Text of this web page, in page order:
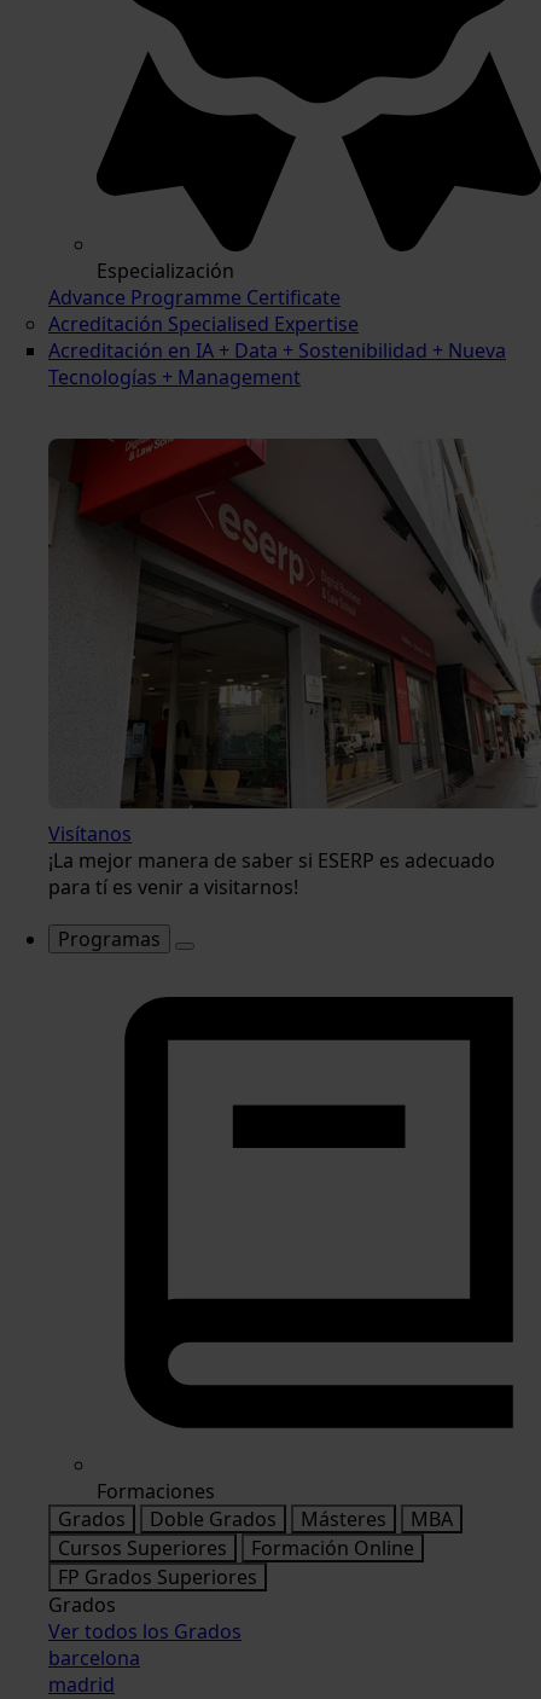
Especialización
Advance Programme Certificate
Acreditación Specialised Expertise
Acreditación en IA + Data + Sostenibilidad + Nueva
Tecnologías + Management
Visítanos
¡La mejor manera de saber si ESERP es adecuado
para tí es venir a visitarnos!
Programas
Formaciones
Grados
Doble Grados Másteres
MBA
Cursos Superiores
Formación Online
FP Grados Superiores
Grados
Ver todos los Grados
barcelona
madrid